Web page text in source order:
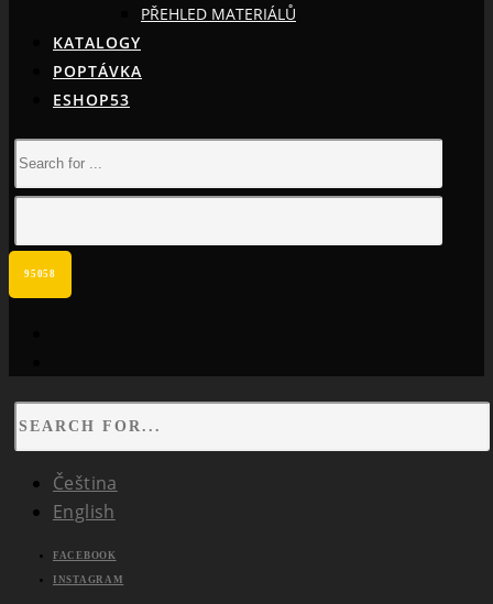
PŘEHLED MATERIÁLŮ
KATALOGY
POPTÁVKA
ESHOP53
Čeština
English
FACEBOOK
INSTAGRAM